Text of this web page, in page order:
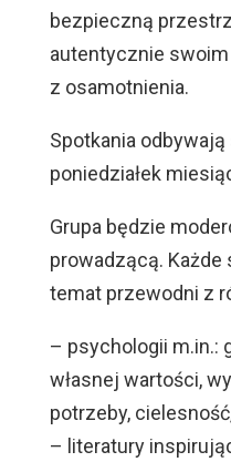
bezpieczną
autentycznie
z osamotnienia.
Spotkania
poniedziałek
Grupa będzie
prowadzącą. Każde
temat przewodni z
– psychologii m.in.:
własnej wartości,
potrzeby,
– literatury